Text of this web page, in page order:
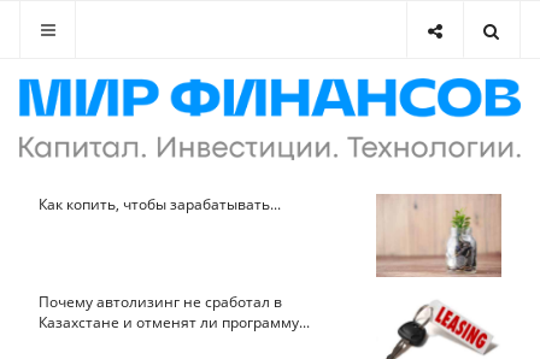
Как копить, чтобы зарабатывать...
Почему автолизинг не сработал в
Казахстане и отменят ли программу...